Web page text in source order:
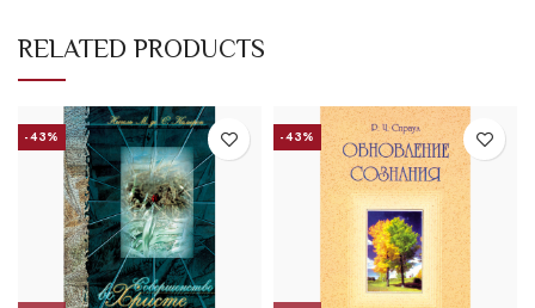
RELATED PRODUCTS
-43% -43%